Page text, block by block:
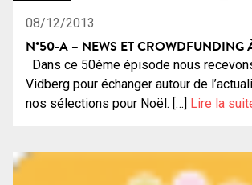
08/12/2013
N°50-A – NEWS ET CROWDFUNDING
Dans ce 50ème épisode nous
Vidberg pour échanger autour de
nos sélections pour Noël. […] Lire la